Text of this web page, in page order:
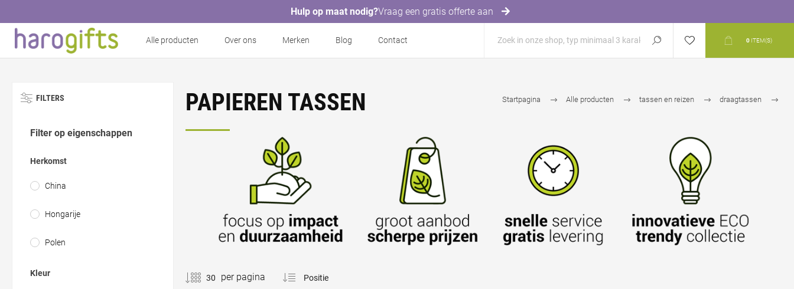
Hulp op maat nodig?Vraag een gratis offerte aan
Alle producten Over ons Merken Blog Contact 0 ITEM(S)
FILTERS
Filter op eigenschappen
Herkomst
China
Hongarije
Polen
Kleur
Startpagina Alle producten tassen en reizen draagtassen
PAPIEREN TASSEN
per pagina